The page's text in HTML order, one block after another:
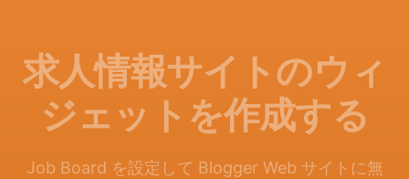
求人情報サイトのウィ
ジェットを作成する
Job Board を設定して Blogger Web サイトに無